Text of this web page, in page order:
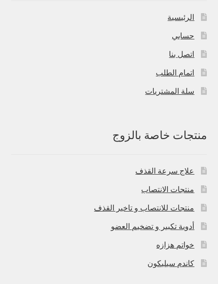
الرئيسية
حسابي
اتصل بنا
اتمام الطلب
سلة المشتريات
منتجات خاصة بالزوج
علاج سرعة القذف
منتجات الانتصاب
منتجات للانتصاب و تاخير القذف
أدوية تكبير و تضخيم العضو
خواتم هزازه
كاندم سيليكون